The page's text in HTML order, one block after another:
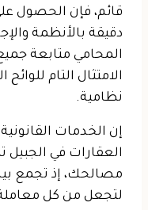
قائم، فإن الحصول
دقيقة بالأنظمة
المحامي متابعة
الامتثال التام
نظامية.
إن الخدمات
العقارات في
مصالحك، إذ تجمع بين
لتجعل من كل